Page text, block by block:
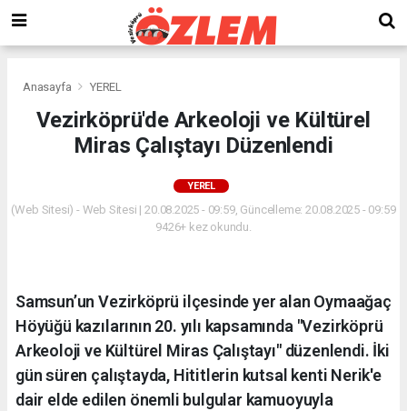
Anasayfa YEREL
Vezirköprü'de Arkeoloji ve Kültürel
Miras Çalıştayı Düzenlendi
YEREL
(Web Sitesi) - Web Sitesi | 20.08.2025 - 09:59, Güncelleme: 20.08.2025 - 09:59
9426+ kez okundu.
Samsun’un Vezirköprü ilçesinde yer alan Oymaağaç
Höyüğü kazılarının 20. yılı kapsamında "Vezirköprü
Arkeoloji ve Kültürel Miras Çalıştayı" düzenlendi. İki
gün süren çalıştayda, Hititlerin kutsal kenti Nerik'e
dair elde edilen önemli bulgular kamuoyuyla